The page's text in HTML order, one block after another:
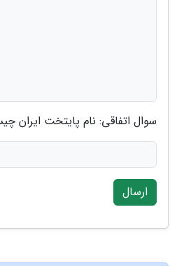
سوال اتفاقی: نام پایتخت ایران
ارسال